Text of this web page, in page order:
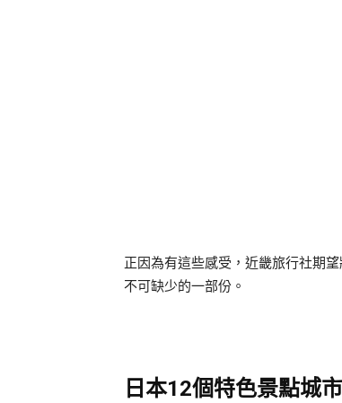
正因為有這些感受，近畿旅行社期
不可缺少的一部份。
日本12個特色景點城